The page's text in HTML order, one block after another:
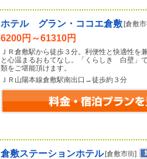
ホテル グラン・ココエ倉敷 [倉敷
6200円～61310円
ＪＲ倉敷駅から徒歩３分。利便性と快適性を
と心温まるおもてなし。「くらしき 白壁」
類をご堪能頂けます。
ＪＲ山陽本線倉敷駅南出口→徒歩約３分
倉敷ステーションホテル [倉敷市街]